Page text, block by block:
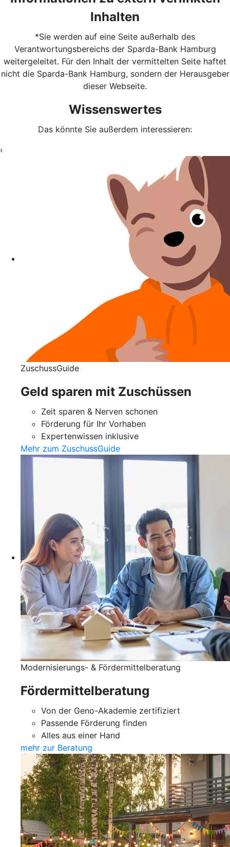
Inhalten
*Sie werden auf eine Seite außerhalb des
Verantwortungsbereichs der Sparda-Bank Hamburg
weitergeleitet. Für den Inhalt der vermittelten Seite haftet
nicht die Sparda-Bank Hamburg, sondern der Herausgeber
dieser Webseite.
Wissenswertes
Das könnte Sie außerdem interessieren:
‹
ZuschussGuide
Geld sparen mit Zuschüssen
Zeit sparen & Nerven schonen
Förderung für Ihr Vorhaben
Expertenwissen inklusive
Mehr zum ZuschussGuide
Modernisierungs- & Fördermittelberatung
Fördermittelberatung
Von der Geno-Akademie zertifiziert
Passende Förderung finden
Alles aus einer Hand
mehr zur Beratung